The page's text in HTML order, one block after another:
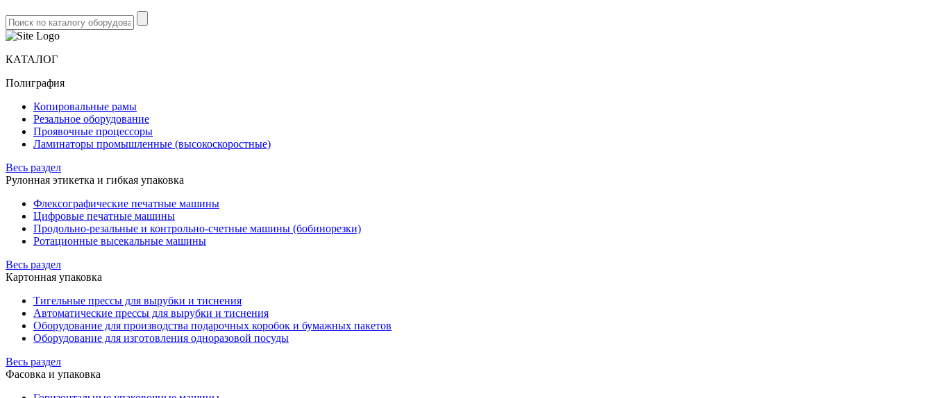
КАТАЛОГ
Полиграфия
Копировальные рамы
Резальное оборудование
Проявочные процессоры
Ламинаторы промышленные (высокоскоростные)
Весь раздел
Рулонная этикетка и гибкая упаковка
Флексографические печатные машины
Цифровые печатные машины
Продольно-резальные и контрольно-счетные машины (бобинорезки)
Ротационные высекальные машины
Весь раздел
Картонная упаковка
Тигельные прессы для вырубки и тиснения
Автоматические прессы для вырубки и тиснения
Оборудование для производства подарочных коробок и бумажных пакетов
Оборудование для изготовления одноразовой посуды
Весь раздел
Фасовка и упаковка